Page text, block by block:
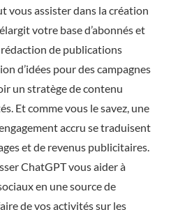
vous assister dans la création
votre base d’abonnés et
de publications
d’idées pour des campagnes
un stratège de contenu
Et comme vous le savez, une
accru se traduisent
et de revenus publicitaires.
ChatGPT vous aider à
en une source de
de vos activités sur les